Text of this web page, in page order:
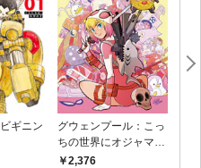
ギニン
グウェンプール：こっ
ちの世界にオジャマし
ま～す
2,376